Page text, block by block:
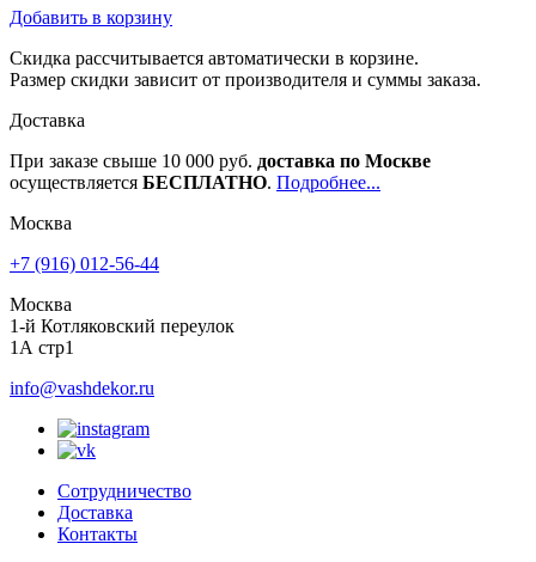
Добавить в корзину
Скидка рассчитывается автоматически в корзине.
Размер скидки зависит от производителя и суммы заказа.
Доставка
При заказе свыше 10 000 руб. доставка по Москве
осуществляется БЕСПЛАТНО. Подробнее...
Москва
+7 (916) 012-56-44
Москва
1-й Котляковский переулок
1А стр1
info@vashdekor.ru
Сотрудничество
Доставка
Контакты